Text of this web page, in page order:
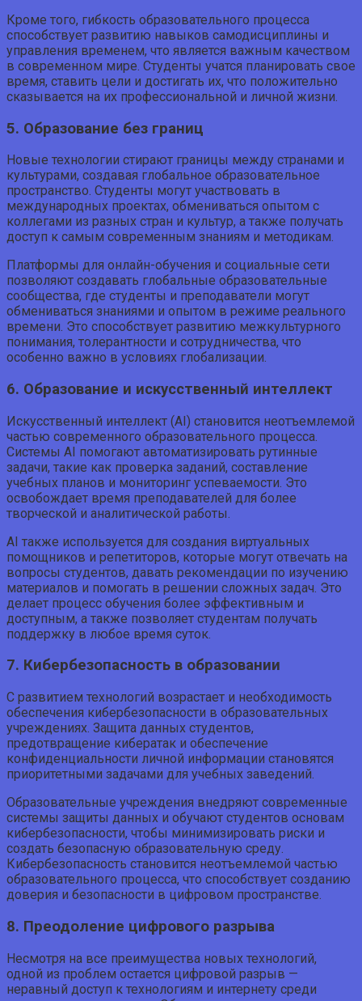
Кроме того, гибкость образовательного процесса
способствует развитию навыков самодисциплины и
управления временем, что является важным качеством
в современном мире. Студенты учатся планировать свое
время, ставить цели и достигать их, что положительно
сказывается на их профессиональной и личной жизни.
5. Образование без границ
Новые технологии стирают границы между странами и
культурами, создавая глобальное образовательное
пространство. Студенты могут участвовать в
международных проектах, обмениваться опытом с
коллегами из разных стран и культур, а также получать
доступ к самым современным знаниям и методикам.
Платформы для онлайн-обучения и социальные сети
позволяют создавать глобальные образовательные
сообщества, где студенты и преподаватели могут
обмениваться знаниями и опытом в режиме реального
времени. Это способствует развитию межкультурного
понимания, толерантности и сотрудничества, что
особенно важно в условиях глобализации.
6. Образование и искусственный интеллект
Искусственный интеллект (AI) становится неотъемлемой
частью современного образовательного процесса.
Системы AI помогают автоматизировать рутинные
задачи, такие как проверка заданий, составление
учебных планов и мониторинг успеваемости. Это
освобождает время преподавателей для более
творческой и аналитической работы.
AI также используется для создания виртуальных
помощников и репетиторов, которые могут отвечать на
вопросы студентов, давать рекомендации по изучению
материалов и помогать в решении сложных задач. Это
делает процесс обучения более эффективным и
доступным, а также позволяет студентам получать
поддержку в любое время суток.
7. Кибербезопасность в образовании
С развитием технологий возрастает и необходимость
обеспечения кибербезопасности в образовательных
учреждениях. Защита данных студентов,
предотвращение кибератак и обеспечение
конфиденциальности личной информации становятся
приоритетными задачами для учебных заведений.
Образовательные учреждения внедряют современные
системы защиты данных и обучают студентов основам
кибербезопасности, чтобы минимизировать риски и
создать безопасную образовательную среду.
Кибербезопасность становится неотъемлемой частью
образовательного процесса, что способствует созданию
доверия и безопасности в цифровом пространстве.
8. Преодоление цифрового разрыва
Несмотря на все преимущества новых технологий,
одной из проблем остается цифровой разрыв —
неравный доступ к технологиям и интернету среди